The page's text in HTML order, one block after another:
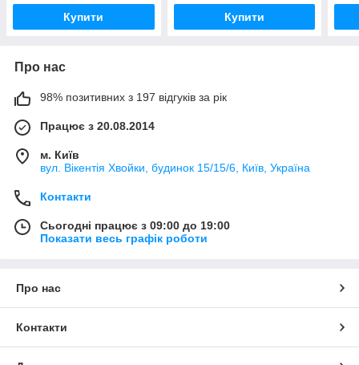
Купити Купити
Про нас
98% позитивних з 197 відгуків за рік
Працює з 20.08.2014
м. Київ
вул. Вікентія Хвойки, будинок 15/15/6, Київ, Україна
Контакти
Сьогодні працює з 09:00 до 19:00
Показати весь графік роботи
Про нас
Контакти